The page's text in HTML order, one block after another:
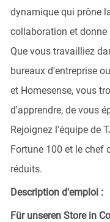
dynamique qui prône
collaboration et donne
Que vous travailliez
bureaux d'entreprise
et Homesense, vous
d'apprendre, de vous
Rejoignez l'équipe de
Fortune 100 et le chef
réduits.
Description d'emploi :
Für unseren Store in